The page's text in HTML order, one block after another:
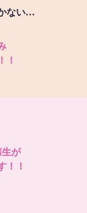
ない…
！
生が
！！